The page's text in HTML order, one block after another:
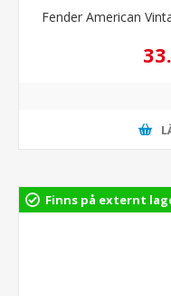
Fender American
Finns på externt